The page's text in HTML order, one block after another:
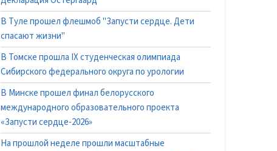
В Туле прошел флешмоб "Запусти сердце. Дети
спасают жизни"
В Томске прошла IX студенческая олимпиада
Сибирского федерального округа по урологии
В Минске прошел финал белорусского
международного образовательного проекта
«Запусти сердце-2026»
На прошлой неделе прошли масштабные